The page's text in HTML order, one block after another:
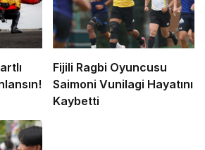
Fijili Ragbi Oyuncusu
Saimoni Vunilagi Hayatını
Kaybetti